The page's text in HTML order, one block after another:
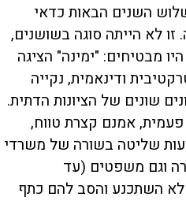
השנים הבאות כדאי
לא הייתה סוגה בשושנים,
מבטיחים: "ימינה" הציגה
ודינאמית, נקייה
שונים של הציונות הדתית.
אמנם קצרת טווח,
שליטה בשורה של משרדי
וגם משפטים (עד
לא השתכנע והסב להם כתף